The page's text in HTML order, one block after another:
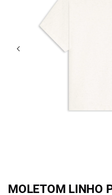
MOLETOM LINHO